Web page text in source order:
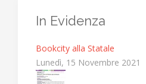
In Evidenza
Bookcity alla Statale
Lunedì, 15 Novembre 2021